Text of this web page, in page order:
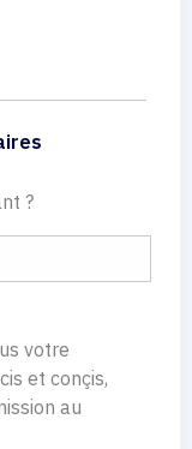
?
votre
et conçis,
au